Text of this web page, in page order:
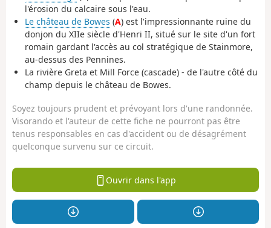
l'érosion du calcaire sous l'eau.
Le château de Bowes (A) est l'impressionnante ruine du
donjon du XIIe siècle d'Henri II, situé sur le site d'un fort
romain gardant l'accès au col stratégique de Stainmore,
au-dessus des Pennines.
La rivière Greta et Mill Force (cascade) - de l'autre côté du
champ depuis le château de Bowes.
Soyez toujours prudent et prévoyant lors d'une randonnée.
Visorando et l'auteur de cette fiche ne pourront pas être
tenus responsables en cas d'accident ou de désagrément
quelconque survenu sur ce circuit.
Ouvrir dans l'app